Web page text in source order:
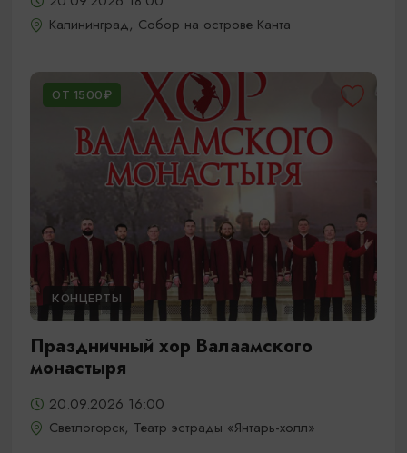
Калининград, Собор на острове Канта
ОТ 1500₽
КОНЦЕРТЫ
Праздничный хор Валаамского
монастыря
20.09.2026 16:00
Светлогорск, Театр эстрады «Янтарь-холл»